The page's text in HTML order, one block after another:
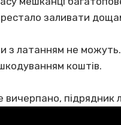
заливати
з латанням не
коштів.
вичерпано, підрядник